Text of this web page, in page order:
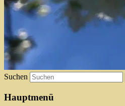
Suchen
Hauptmenü